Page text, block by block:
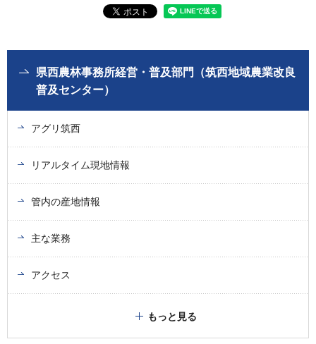
県西農林事務所経営・普及部門（筑西地域農業改良
普及センター）
アグリ筑西
リアルタイム現地情報
管内の産地情報
主な業務
アクセス
もっと見る